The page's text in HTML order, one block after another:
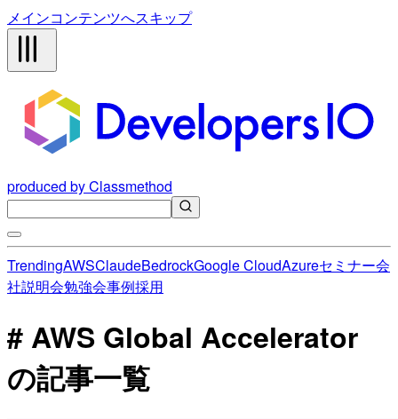
メインコンテンツへスキップ
produced by Classmethod
TrendingAWSClaudeBedrockGoogle CloudAzureセミナー会
社説明会勉強会事例採用
# AWS Global Accelerator
の記事一覧